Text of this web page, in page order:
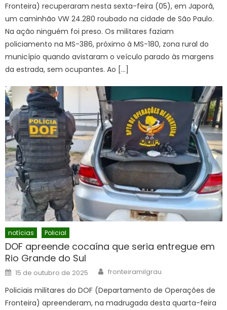
Fronteira) recuperaram nesta sexta-feira (05), em Japorã,
um caminhão VW 24.280 roubado na cidade de São Paulo.
Na ação ninguém foi preso. Os militares faziam
policiamento na MS-386, próximo à MS-180, zona rural do
município quando avistaram o veículo parado às margens
da estrada, sem ocupantes. Ao […]
notícias Policial
DOF apreende cocaína que seria entregue em
Rio Grande do Sul
Posted
on
15 de outubro de 2025 Author
fronteiramilgrau
Policiais militares do DOF (Departamento de Operações de
Fronteira) apreenderam, na madrugada desta quarta-feira